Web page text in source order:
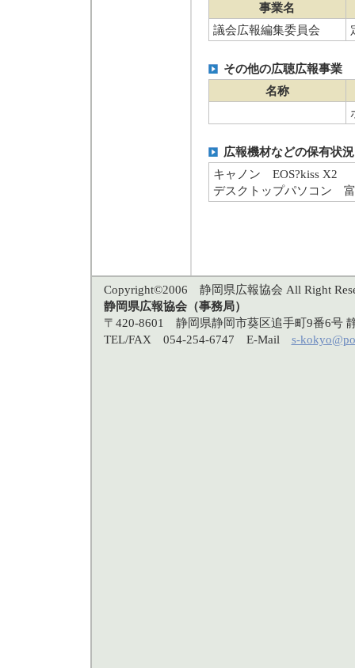
事業名
議会広報編集委員会
その他の広聴広報事業
名称
広報機材などの保有状況
キャノン EOS?kiss X2
デスクトップパソコン 富
Copyright©2006 静岡県広報協会 All Right
静岡県広報協会（事務局）
〒420-8601 静岡県静岡市葵区追手町9番6号
TEL/FAX 054-254-6747 E-Mail s-